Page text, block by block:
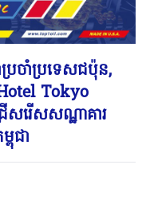
រចាំប្រទេសជប៉ុន,
Tokyo
សរើសសណ្ឋាគារ
ជា